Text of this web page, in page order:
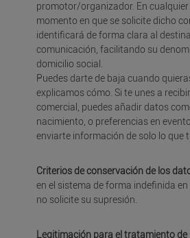
promotor/organizador. En cualquier
momento en que se solicite dicho
identificará de forma clara al
comunicación, facilitando su
domicilio social.
Puedes darte de baja cuando
explicamos cómo. Si te unes a
comercial, puedes añadir datos
nacimiento, o preferencias en
enviarte información de solo lo que
Criterios de conservación de los
en el sistema de forma indefinida
no solicite su supresión.
Legitimación para el tratamiento de